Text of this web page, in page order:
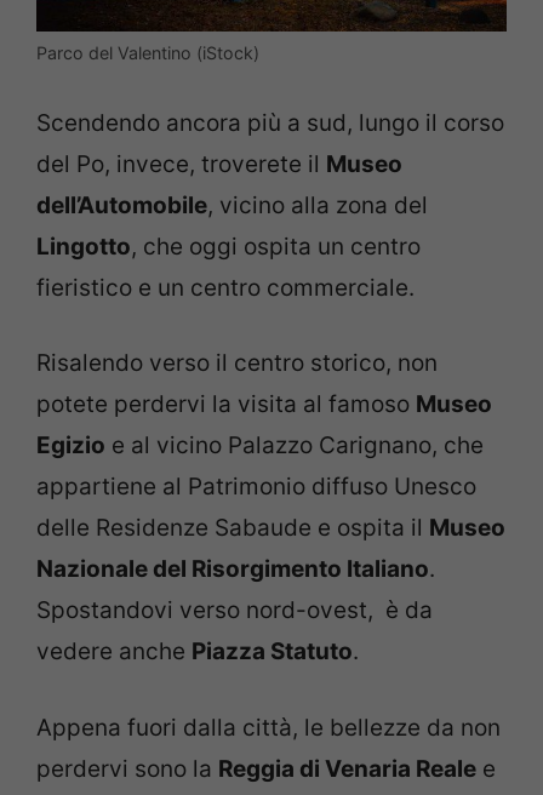
Parco del Valentino (iStock)
Scendendo ancora più a sud, lungo il corso
del Po, invece, troverete il Museo
dell’Automobile, vicino alla zona del
Lingotto, che oggi ospita un centro
fieristico e un centro commerciale.
Risalendo verso il centro storico, non
potete perdervi la visita al famoso Museo
Egizio e al vicino Palazzo Carignano, che
appartiene al Patrimonio diffuso Unesco
delle Residenze Sabaude e ospita il Museo
Nazionale del Risorgimento Italiano.
Spostandovi verso nord-ovest, è da
vedere anche Piazza Statuto.
Appena fuori dalla città, le bellezze da non
perdervi sono la Reggia di Venaria Reale e